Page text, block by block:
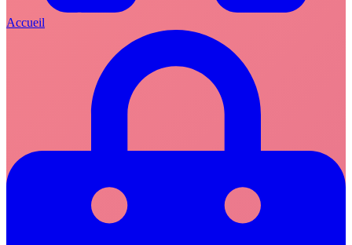
Accueil